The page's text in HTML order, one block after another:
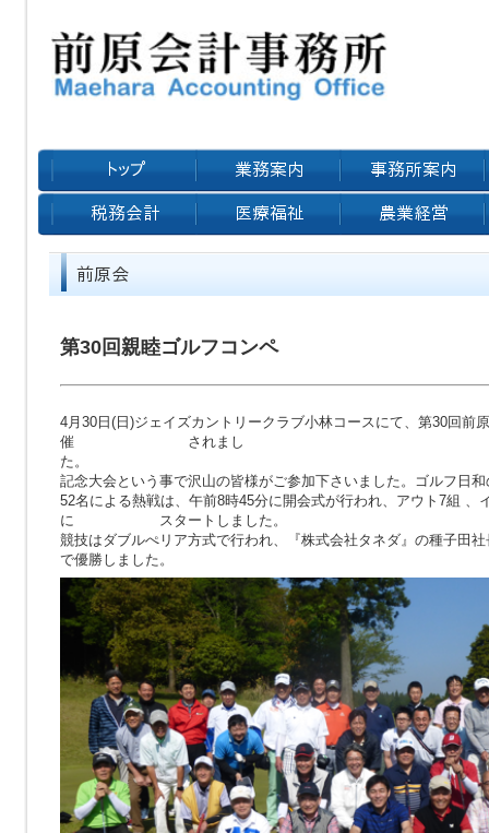
第30回親睦ゴルフコンペ
4月30日(日)ジェイズカントリークラブ小林コースにて、第30回前
催 されまし
た。 今回は
記念大会という事で沢山の皆様がご参加下さいました。
52名による熱戦は、午前8時45分に開会式が行われ、アウト7組 、
に スタートしました。
競技はダブルぺリア方式で行われ、『株式会社タネダ』の種子田
で優勝しました。